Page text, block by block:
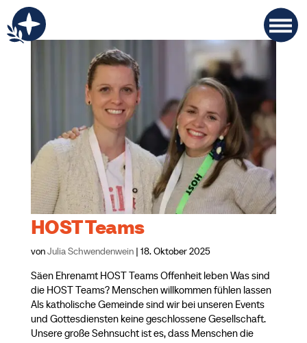
HOST Teams
vonJulia Schwendenwein| 18. Oktober 2025
Säen Ehrenamt HOST Teams Offenheit leben Was sind
die HOST Teams? Menschen willkommen fühlen lassen
Als katholische Gemeinde sind wir bei unseren Events
und Gottesdiensten keine geschlossene Gesellschaft.
Unsere große Sehnsucht ist es, dass Menschen die